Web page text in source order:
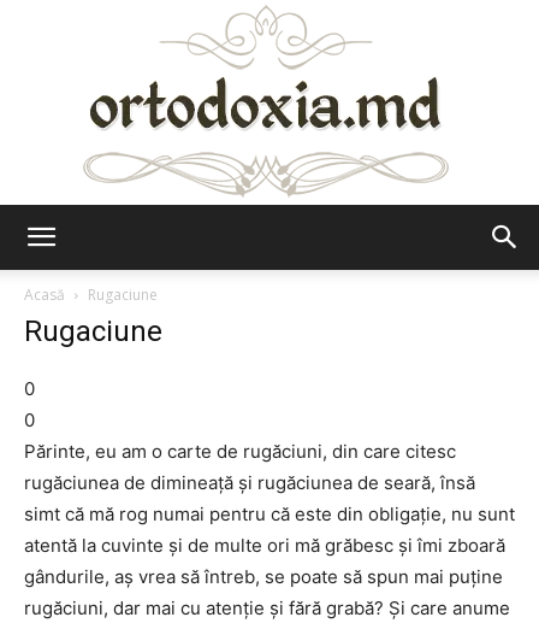
Acasă
Rugaciune
Rugaciune
0
0
Părinte, eu am o carte de rugăciuni, din care citesc
rugăciunea de dimineaţă şi rugăciunea de seară, însă
simt că mă rog numai pentru că este din obligaţie, nu sunt
atentă la cuvinte şi de multe ori mă grăbesc şi îmi zboară
gândurile, aş vrea să întreb, se poate să spun mai puţine
rugăciuni, dar mai cu atenţie şi fără grabă? Şi care anume